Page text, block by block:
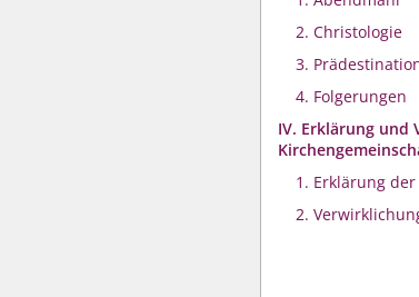
2. Christologie
3.
4. Folgerungen
IV. Erklärung und
1. Erklärung
2.